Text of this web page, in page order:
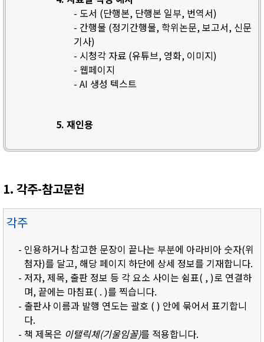
- 도서 (단행본, 단행본 일부, 번역서)
- 간행물 (정기간행물, 학위논문, 보고서, 신문
기사)
- 시청각 자료 (유튜브, 영화, 이미지)
- 웹페이지
- AI 생성 텍스트
5. 재인용
1. 각주-참고문헌
각주
- 인용하거나 참고한 문장이 끝나는 부분에 아라비아 숫자(위
첨자)를 달고, 해당 페이지 하단에 상세 정보를 기재합니다.
- 저자, 제목, 출판 정보 등 각 요소 사이는 쉼표( , )로 연결하
며, 끝에는 마침표( . )를 찍습니다.
- 출판사 이름과 발행 연도는 괄호 ( ) 안에 묶어서 표기합니
다.
- 책 제목은 이탤릭체(기울임꼴)를 적용합니다.